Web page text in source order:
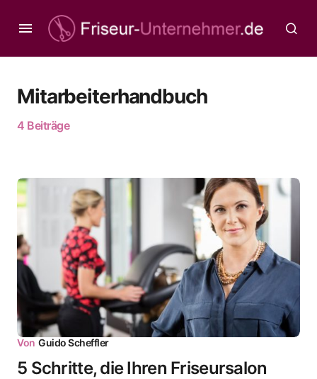
Mitarbeiterhandbuch
4 Beiträge
Von Guido Scheffler
5 Schritte, die Ihren Friseursalon